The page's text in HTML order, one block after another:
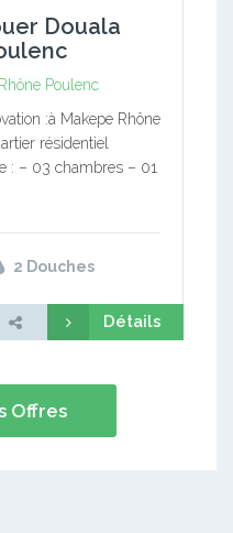
Douala
Poulenc
:à Makepe Rhône
résidentiel
: – 03 chambres – 01
2 Douches
Détails
Offres